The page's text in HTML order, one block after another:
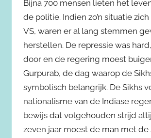
Bijna 700 mensen lieten het
de politie. Indien zo’n situatie
VS, waren er al lang stemmen
herstellen. De repressie was
door en de regering moest
Gurpurab, de dag waarop de
symbolisch belangrijk. De Sikhs
nationalisme van de Indiase
bewijs dat volgehouden strijd
zeven jaar moest de man met de